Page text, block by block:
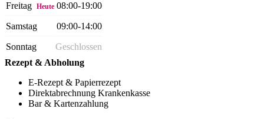
Freitag Heute 08:00-19:00
Samstag 09:00-14:00
Sonntag
Geschlossen
Rezept & Abholung
E-Rezept & Papierrezept
Direktabrechnung Krankenkasse
Bar & Kartenzahlung